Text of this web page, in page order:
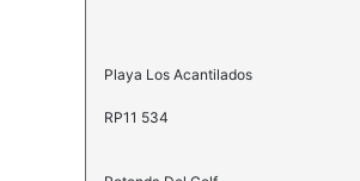
Playa Los Acantilados
RP11 534